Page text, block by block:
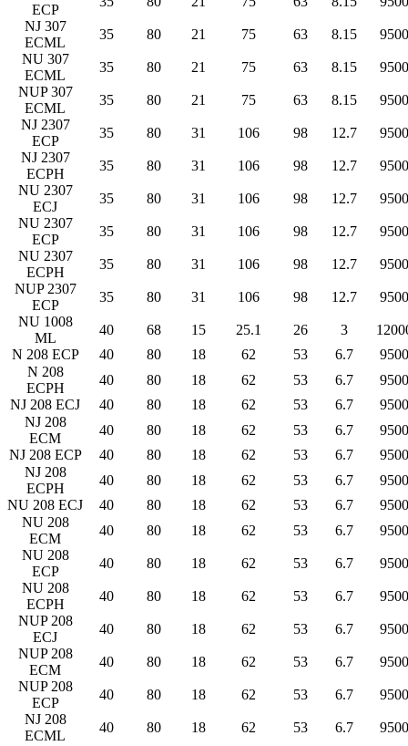
ECP
NJ 307
ECML
35 80 21 75 63 8.15
9500
NU 307
ECML
35 80 21 75 63 8.15
9500
NUP 307
ECML
35 80 21 75 63 8.15
9500
NJ 2307
ECP
35 80 31 106 98 12.7
9500
NJ 2307
ECPH
35 80 31 106 98 12.7
9500
NU 2307
ECJ
35 80 31 106 98 12.7
9500
NU 2307
ECP
35 80 31 106 98 12.7
9500
NU 2307
ECPH
35 80 31 106 98 12.7
9500
NUP 2307
ECP
35 80 31 106 98 12.7
9500
NU 1008
ML
40 68 15 25.1 26 3
N 208 ECP
40 80 18 62 53 6.7
9500
N 208
ECPH
40 80 18 62 53 6.7
9500
NJ 208 ECJ
40 80 18 62 53 6.7
9500
NJ 208
ECM
40 80 18 62 53 6.7
9500
NJ 208 ECP
40 80 18 62 53 6.7
9500
NJ 208
ECPH
40 80 18 62 53 6.7
9500
NU 208 ECJ
40 80 18 62 53 6.7
9500
NU 208
ECM
40 80 18 62 53 6.7
9500
NU 208
ECP
40 80 18 62 53 6.7
9500
NU 208
ECPH
40 80 18 62 53 6.7
9500
NUP 208
ECJ
40 80 18 62 53 6.7
9500
NUP 208
ECM
40 80 18 62 53 6.7
9500
NUP 208
ECP
40 80 18 62 53 6.7
9500
NJ 208
ECML
40 80 18 62 53 6.7
9500